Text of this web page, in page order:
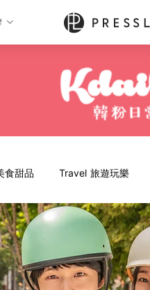
食甜品 Travel 旅遊玩樂